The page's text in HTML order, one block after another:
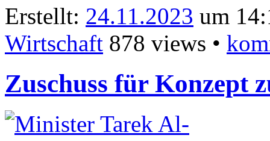
Erstellt: 24.11.2023 um
Wirtschaft 878 views •
Zuschuss für Konzept